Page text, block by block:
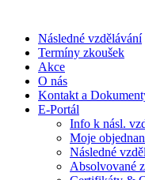
Následné vzdělávání
Termíny zkoušek
Akce
O nás
Kontakt a
E-Portál
Info k násl.
Moje
Následné
Absolvované